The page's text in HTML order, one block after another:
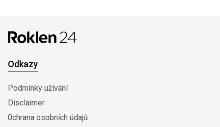
Odkazy
Podmínky užívání
Disclaimer
0chrana osobních údajů